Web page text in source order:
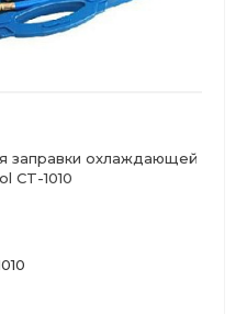
заправки охлаждающей
CT-1010